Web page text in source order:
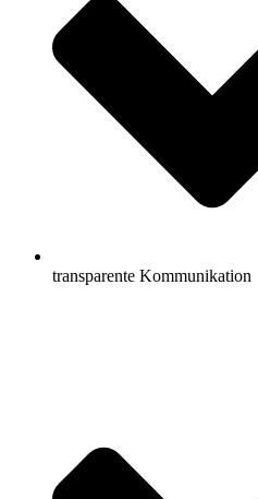
transparente Kommunikation